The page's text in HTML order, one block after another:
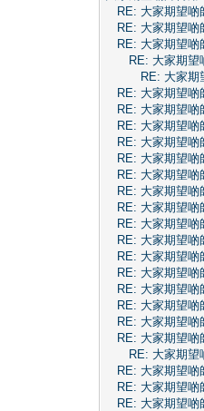
RE: 大家期望啲
RE: 大家期望啲
RE: 大家期望啲
RE: 大家期望
RE: 大家期
RE: 大家期望啲
RE: 大家期望啲
RE: 大家期望啲
RE: 大家期望啲
RE: 大家期望啲
RE: 大家期望啲
RE: 大家期望啲
RE: 大家期望啲
RE: 大家期望啲
RE: 大家期望啲
RE: 大家期望啲
RE: 大家期望啲
RE: 大家期望啲
RE: 大家期望啲
RE: 大家期望啲
RE: 大家期望啲
RE: 大家期望
RE: 大家期望啲
RE: 大家期望啲
RE: 大家期望啲